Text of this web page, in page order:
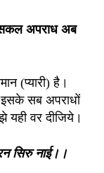
अब
(प्यारी) है।
सब अपराधों
यही वर दीजिये।
सिरु नाई।।